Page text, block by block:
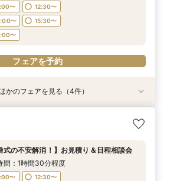
フェアを予約
フェアを予約
〜
フェアを予約
フェアを予約
〜
12:30〜
〜
15:30〜
〜
フェアを予約
＋会食が5万円OFF！】費用を抑えて叶え
〜
17:00〜
限定】50％OFF★チャペルフォトキャン
〜
15:30〜
〜
12:30〜
〜
15:30〜
〜
フェア｜挙式料半額特典】和装×チャペル
〜
15:00〜
かのフェアを見る（4件）
式の不安解消！】お見積り＆日程相談会
間：1時間30分程度
〜
12:30〜